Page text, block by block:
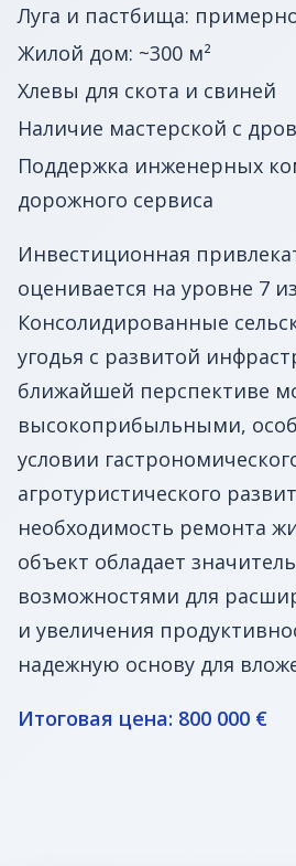
Луга и пастбища:
Жилой дом: ~300 м²
Хлевы для скота и свиней
Наличие мастерской с
Поддержка инженерных
дорожного сервиса
Инвестиционная
оценивается на уровне 7
Консолидированные
угодья с развитой
ближайшей перспективе
высокоприбыльными,
условии
агротуристического
необходимость ремонта
объект обладает
возможностями для
и увеличения
надежную основу для
Итоговая цена: 800 000 €